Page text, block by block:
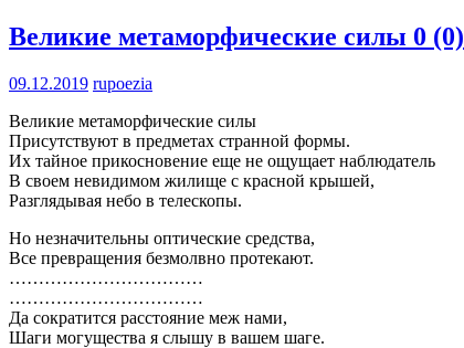
Великие метаморфические силы 0 (0)
09.12.2019 rupoezia
Великие метаморфические силы
Присутствуют в предметах странной формы.
Их тайное прикосновение еще не ощущает наблюдатель
В своем невидимом жилище с красной крышей,
Разглядывая небо в телескопы.
Но незначительны оптические средства,
Все превращения безмолвно протекают.
……………………………
……………………………
Да сократится расстояние меж нами,
Шаги могущества я слышу в вашем шаге.